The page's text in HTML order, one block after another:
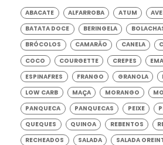
ABACATE ALFARROBA ATUM
BATATA DOCE
BERINGELA
BRÓCOLOS
CAMARÃO CANELA
COCO
COURGETTE CREPES
ESPINAFRES
FRANGO GRANOLA
LOW CARB
MAÇA MORANGO
PANQUECA
PANQUECAS PEIXE
QUEQUES
QUINOA REBENTOS
RECHEADOS
SALADA SALADA